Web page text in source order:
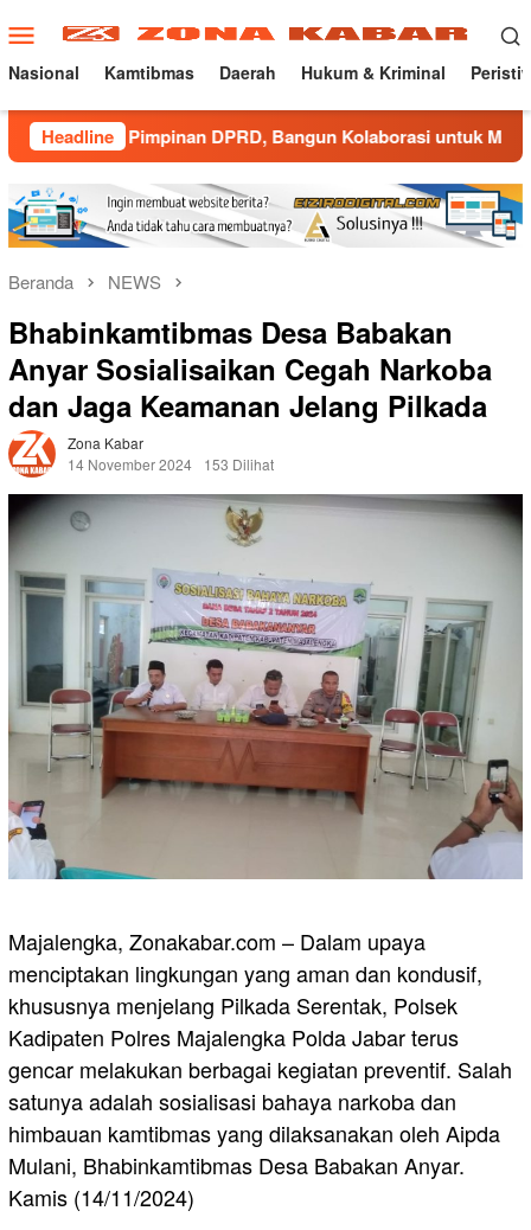
ke
konten
Menu
Mobile
Nasional Kamtibmas Daerah Hukum & Kriminal
Headline
DPRD, Bangun Kolaborasi untuk Majalengka Kondusif
Beranda NEWS
Bhabinkamtibmas Desa Babakan
Anyar Sosialisaikan Cegah Narkoba
dan Jaga Keamanan Jelang Pilkada
Zona Kabar
14 November 2024
153 Dilihat
Majalengka, Zonakabar.com – Dalam upaya
menciptakan lingkungan yang aman dan kondusif,
khususnya menjelang Pilkada Serentak, Polsek
Kadipaten Polres Majalengka Polda Jabar terus
gencar melakukan berbagai kegiatan preventif. Salah
satunya adalah sosialisasi bahaya narkoba dan
himbauan kamtibmas yang dilaksanakan oleh Aipda
Mulani, Bhabinkamtibmas Desa Babakan Anyar.
Kamis (14/11/2024)